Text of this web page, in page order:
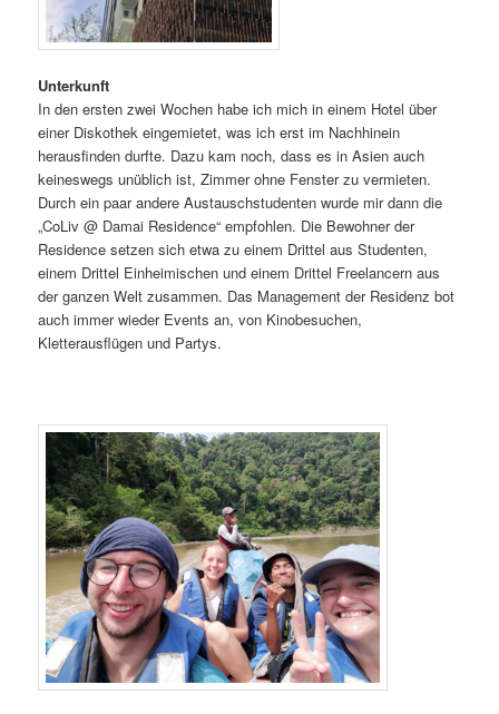
Unterkunft
In den ersten zwei Wochen habe ich mich in einem Hotel über
einer Diskothek eingemietet, was ich erst im Nachhinein
herausfinden durfte. Dazu kam noch, dass es in Asien auch
keineswegs unüblich ist, Zimmer ohne Fenster zu vermieten.
Durch ein paar andere Austauschstudenten wurde mir dann die
„CoLiv @ Damai Residence“ empfohlen. Die Bewohner der
Residence setzen sich etwa zu einem Drittel aus Studenten,
einem Drittel Einheimischen und einem Drittel Freelancern aus
der ganzen Welt zusammen. Das Management der Residenz bot
auch immer wieder Events an, von Kinobesuchen,
Kletterausflügen und Partys.